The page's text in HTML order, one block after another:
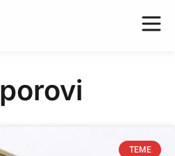
TEME